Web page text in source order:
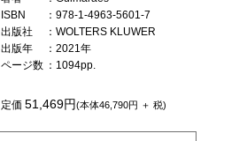
ISBN
：978-1-4963-5601-7
出版社
：WOLTERS KLUWER
出版年
：2021年
ページ数 ：1094pp.
定価51,469円(本体46,790円 ＋ 税)